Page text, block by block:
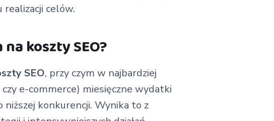
realizacji celów.
koszty SEO?
SEO, przy czym w najbardziej
e-commerce) miesięczne wydatki
konkurencji. Wynika to z